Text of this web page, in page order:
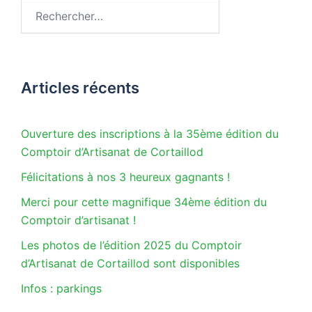
Articles récents
Ouverture des inscriptions à la 35ème édition du
Comptoir d’Artisanat de Cortaillod
Félicitations à nos 3 heureux gagnants !
Merci pour cette magnifique 34ème édition du
Comptoir d’artisanat !
Les photos de l’édition 2025 du Comptoir
d’Artisanat de Cortaillod sont disponibles
Infos : parkings